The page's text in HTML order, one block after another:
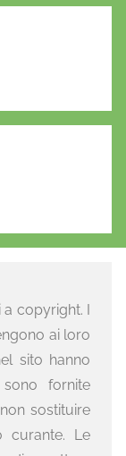
copyright. I
ai loro
sito hanno
fornite
sostituire
curante. Le